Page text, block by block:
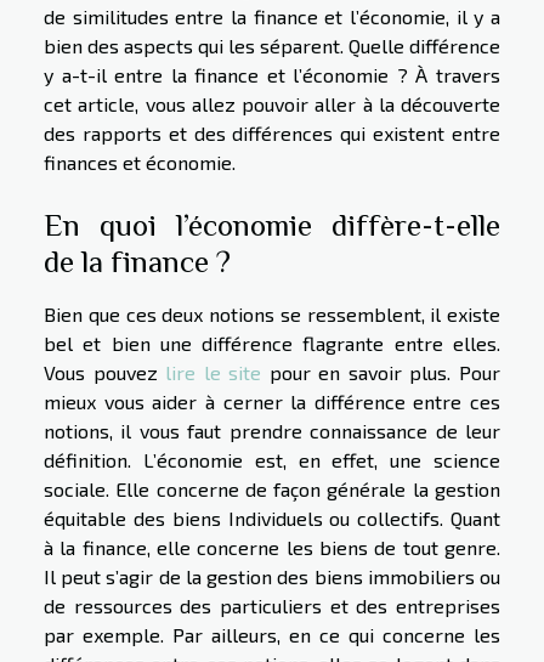
de similitudes entre la finance et l’économie, il y a
bien des aspects qui les séparent. Quelle différence
y a-t-il entre la finance et l’économie ? À travers
cet article, vous allez pouvoir aller à la découverte
des rapports et des différences qui existent entre
finances et économie.
En quoi l’économie diffère-t-elle
de la finance ?
Bien que ces deux notions se ressemblent, il existe
bel et bien une différence flagrante entre elles.
Vous pouvez lire le site pour en savoir plus. Pour
mieux vous aider à cerner la différence entre ces
notions, il vous faut prendre connaissance de leur
définition. L’économie est, en effet, une science
sociale. Elle concerne de façon générale la gestion
équitable des biens Individuels ou collectifs. Quant
à la finance, elle concerne les biens de tout genre.
Il peut s’agir de la gestion des biens immobiliers ou
de ressources des particuliers et des entreprises
par exemple. Par ailleurs, en ce qui concerne les